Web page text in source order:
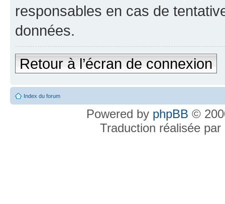
responsables en cas de
données.
Retour à l’écran de connexion
Index du forum
Powered by phpBB ©
Traduction réalisée par